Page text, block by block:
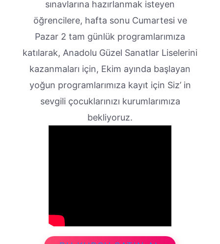
sınavlarına hazırlanmak isteyen
öğrencilere, hafta sonu Cumartesi ve
Pazar 2 tam günlük programlarımıza
katılarak, Anadolu Güzel Sanatlar Liselerini
kazanmaları için, Ekim ayında başlayan
yoğun programlarımıza kayıt için Siz’ in
sevgili çocuklarınızı kurumlarımıza
bekliyoruz.